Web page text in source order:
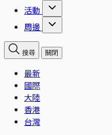
活動
周邊
搜尋 關閉
最新
國際
大陸
香港
台灣